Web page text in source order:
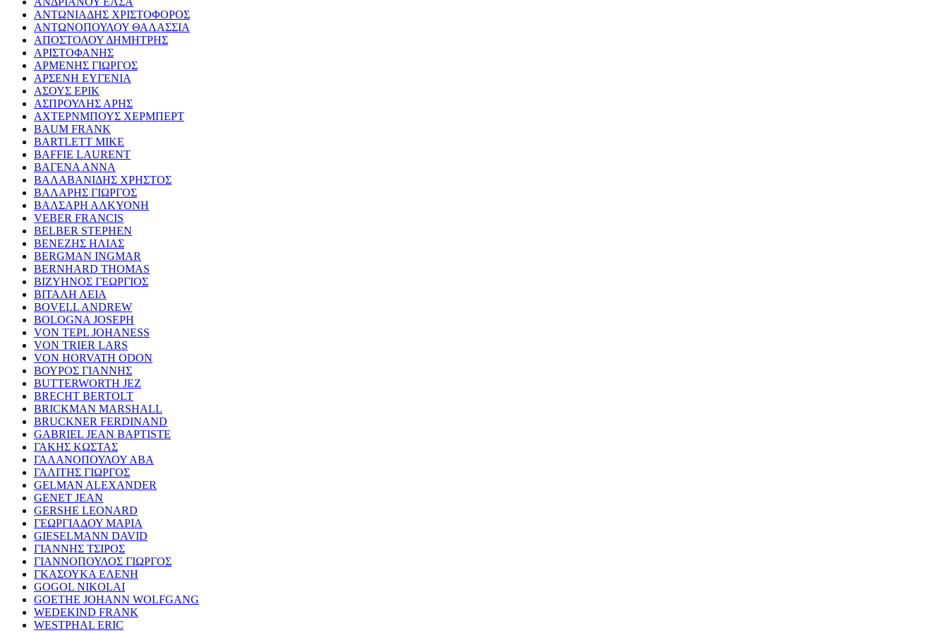
ΑΝΤΩΝΙΑΔΗΣ ΧΡΙΣΤΟΦΟΡΟΣ
ΑΝΤΩΝΟΠΟΥΛΟΥ ΘΑΛΑΣΣΙΑ
ΑΠΟΣΤΟΛΟΥ ΔΗΜΗΤΡΗΣ
ΑΡΙΣΤΟΦΑΝΗΣ
ΑΡΜΕΝΗΣ ΓΙΩΡΓΟΣ
ΑΡΣΕΝΗ ΕΥΓΕΝΙΑ
ΑΣΟΥΣ ΕΡΙΚ
ΑΣΠΡΟΥΛΗΣ ΑΡΗΣ
ΑΧΤΕΡΝΜΠΟΥΣ ΧΕΡΜΠΕΡΤ
BAUM FRANK
BARTLETT MIKE
BAFFIE LAURENT
ΒΑΓΕΝΑ ΑΝΝΑ
ΒΑΛΑΒΑΝΙΔΗΣ ΧΡΗΣΤΟΣ
ΒΑΛΑΡΗΣ ΓΙΩΡΓΟΣ
ΒΑΛΣΑΡΗ ΑΛΚΥΟΝΗ
VEBER FRANCIS
BELBER STEPHEN
ΒΕΝΕΖΗΣ ΗΛΙΑΣ
BERGMAN INGMAR
BERNHARD THOMAS
ΒΙΖΥΗΝΟΣ ΓΕΩΡΓΙΟΣ
ΒΙΤΑΛΗ ΛΕΙΑ
BOVELL ANDREW
BOLOGNA JOSEPH
VON TEPL JOHANESS
VON TRIER LARS
VON HORVATH ODON
ΒΟΥΡΟΣ ΓΙΑΝΝΗΣ
BUTTERWORTH JEZ
BRECHT BERTOLT
BRICKMAN MARSHALL
BRUCKNER FERDINAND
GABRIEL JEAN BAPTISTE
ΓΑΚΗΣ ΚΩΣΤΑΣ
ΓΑΛΑΝΟΠΟΥΛΟΥ ΑΒΑ
ΓΑΛΙΤΗΣ ΓΙΩΡΓΟΣ
GELMAN ALEXANDER
GENET JEAN
GERSHE LEONARD
ΓΕΩΡΓΙΑΔΟΥ ΜΑΡΙΑ
GIESELMANN DAVID
ΓΙΑΝΝΗΣ ΤΣΙΡΟΣ
ΓΙΑΝΝΟΠΟΥΛΟΣ ΓΙΩΡΓΟΣ
ΓΚΑΣΟΥΚΑ ΕΛΕΝΗ
GOGOL NIKOLAI
GOETHE JOHANN WOLFGANG
WEDEKIND FRANK
WESTPHAL ERIC